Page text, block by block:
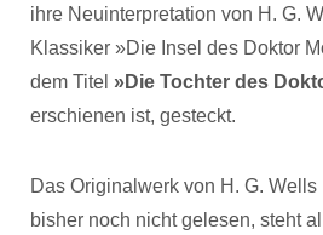
ihre Neuinterpretation von H. G.
Klassiker »Die Insel des Doktor
dem Titel »Die Tochter des
erschienen ist, gesteckt.
Das Originalwerk von H. G.
bisher noch nicht gelesen, steht